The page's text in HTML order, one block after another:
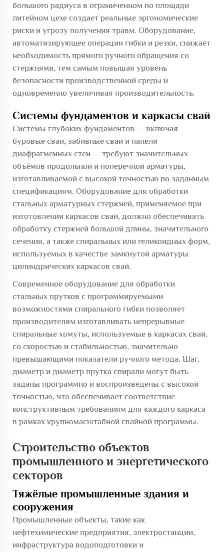
большого радиуса в ограниченном по площади
литейном цехе создает реальные эргономические
риски и угрозу получения травм. Оборудование,
автоматизирующее операции гибки и резки, снижает
необходимость прямого ручного обращения со
стержнями, тем самым повышая уровень
безопасности производственной среды и
одновременно увеличивая производительность.
Системы фундаментов и каркасы свай
Системы глубоких фундаментов — включая
буровые сваи, забивные сваи и панели
диафрагменных стен — требуют значительных
объёмов продольной и поперечной арматуры,
изготавливаемой с высокой точностью по заданным
спецификациям. Оборудование для обработки
стальных арматурных стержней, применяемое при
изготовлении каркасов свай, должно обеспечивать
обработку стержней большой длины, значительного
сечения, а также спиральных или геликоидных форм,
используемых в качестве замкнутой арматуры
цилиндрических каркасов свай.
Современное оборудование для обработки
стальных прутков с программируемыми
возможностями спирального гибки позволяет
производителям изготавливать непрерывные
спиральные хомуты, используемые в каркасах свай,
со скоростью и стабильностью, значительно
превышающими показатели ручного метода. Шаг,
диаметр и диаметр прутка спирали могут быть
заданы программно и воспроизведены с высокой
точностью, что обеспечивает соответствие
конструктивным требованиям для каждого каркаса
в рамках крупномасштабной свайной программы.
Строительство объектов
промышленного и энергетического
секторов
Тяжёлые промышленные здания и
сооружения
Промышленные объекты, такие как
нефтехимические предприятия, электростанции,
инфраструктура водоподготовки и